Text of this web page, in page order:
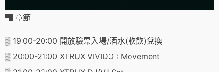
▜ 章節
▒ 19:00-20:00 開放驗票入場/酒水(軟飲)兌換
▒ 20:00-21:00 XTRUX VIVIDO : Movement